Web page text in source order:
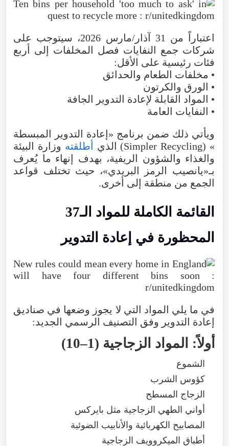
اعتباراً من آذار/مارس 2026، سيتوجب على
شركات جمع النفايات فصل المخلفات إلى
أربع
فئات رئيسية على الأقل:
• مخلفات الطعام والحدائق
• الورق والكرتون
• المواد القابلة لإعادة التدوير
الجافة
• النفايات العامة
ويأتي ذلك ضمن برنامج « إعادة التدوير
المبسطة
» (
Simpler Recycling
) الذي أطلقته وزارة
البيئة
والغذاء والشؤون الريفية، بهدف إنهاء ما يُعرف
بـ«يانصيب
الرمز البريدي»، حيث تختلف قواعد
الجمع من منطقة إلى أخرى.
القائمة الكاملة للمواد الـ37
المحظورة في إعادة التدوير
في ما يلي المواد التي لا يجوز وضعها في صناديق
إعادة التدوير وفق التصنيف الرسمي الجديد:
أولاً: المواد الزجاجية (
1–10
)
الشموع
كؤوس الشرب
الزجاج المسطح
أواني الطهي الزجاجية مثل بايركس
المصابيح الكهربائية والأنابيب الضوئية
أطباق الميكروويف الزجاجية